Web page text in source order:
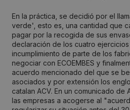
En la práctica, se decidió por el
verde', esto es, una cantidad que
pagar por la recogida de sus
declaración de los cuatro
incumplimiento de parte de los
negociar con ECOEMBES y
acuerdo mencionado del que se
asociados y por extensión los
catalan ACV. En un comunicado de
las empresas a acogerse al